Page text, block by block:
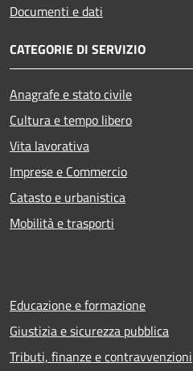
Documenti e dati
CATEGORIE DI SERVIZIO
Anagrafe e stato civile
Cultura e tempo libero
Vita lavorativa
Imprese e Commercio
Catasto e urbanistica
Mobilità e trasporti
Educazione e formazione
Giustizia e sicurezza pubblica
Tributi, finanze e contravvenzioni